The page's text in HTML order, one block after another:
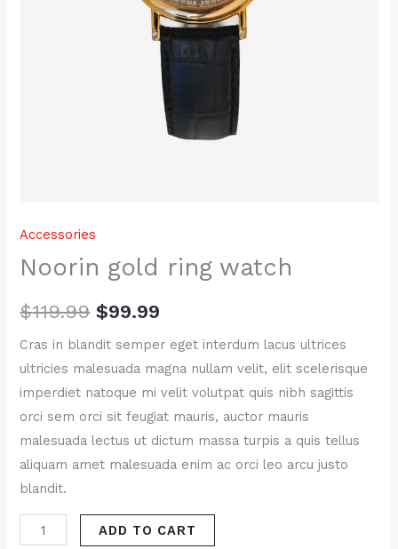
Accessories
Noorin gold ring watch
$119.99 $99.99
Cras in blandit semper eget interdum lacus ultrices
ultricies malesuada magna nullam velit, elit scelerisque
imperdiet natoque mi velit volutpat quis nibh sagittis
orci sem orci sit feugiat mauris, auctor mauris
malesuada lectus ut dictum massa turpis a quis tellus
aliquam amet malesuada enim ac orci leo arcu justo
blandit.
ADD TO CART